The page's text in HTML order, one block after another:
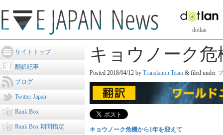
dotlan
サイトトップ
翻訳記事
ブログ
Twitter Japan
Rank Box
Rank Box 期間指定
キョウノーク
Posted 2018/04/12 by Translation Team & filed under
キョウノーク危機から1年を迎えて